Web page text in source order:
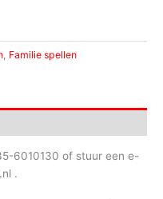
, Familie spellen
6010130 of stuur een e-
.